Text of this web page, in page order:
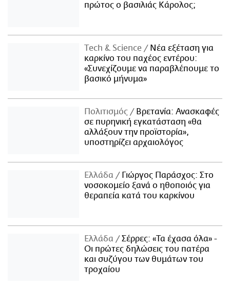
πρώτος ο βασιλιάς Κάρολος;
Τech & Science
Νέα εξέταση για
καρκίνο του παχέος εντέρου:
«Συνεχίζουμε να παραβλέπουμε το
βασικό μήνυμα»
Πολιτισμός
Βρετανία: Ανασκαφές
σε πυρηνική εγκατάσταση «θα
αλλάξουν την προϊστορία»,
υποστηρίζει αρχαιολόγος
Ελλάδα
Γιώργος Παράσχος: Στο
νοσοκομείο ξανά ο ηθοποιός για
θεραπεία κατά του καρκίνου
Ελλάδα
Σέρρες: «Τα έχασα όλα» -
Οι πρώτες δηλώσεις του πατέρα
και συζύγου των θυμάτων του
τροχαίου